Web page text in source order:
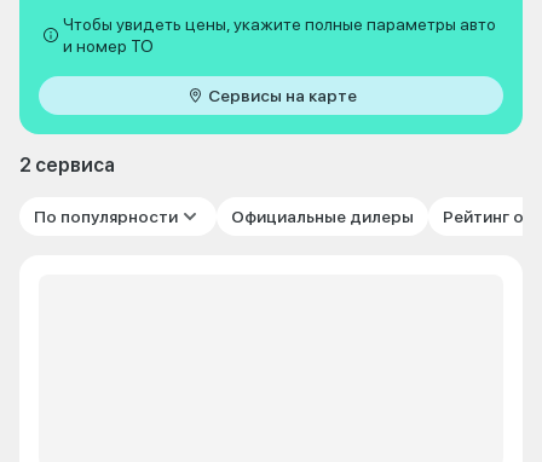
Чтобы увидеть цены, укажите полные параметры авто
и номер ТО
Сервисы на карте
2 сервиса
По популярности Официальные дилеры Рейтинг